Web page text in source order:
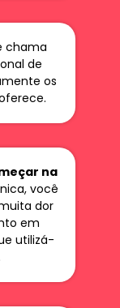
chama
de
os
na
você
dor
em
utilizá-